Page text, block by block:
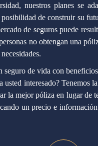
nuestros planes se
de construir su
de seguros puede
no obtengan una
seguro de vida con
usted interesado? Tenemos
la mejor póliza en lugar de
un precio e